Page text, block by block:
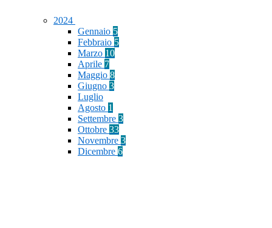
2024
Gennaio 5
Febbraio 5
Marzo 10
Aprile 7
Maggio 8
Giugno 3
Luglio
Agosto 1
Settembre 3
Ottobre 33
Novembre 3
Dicembre 6